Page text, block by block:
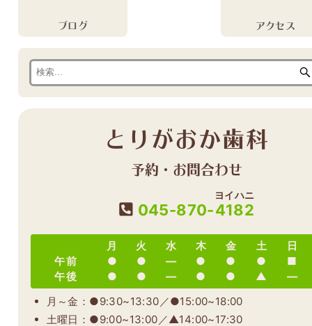
ブログ アクセス
とりがおか歯科
予約・お問合わせ
045-870-4182
ヨイハニ
月 火 水 木 金 土
日
午前
● ● ― ● ● ●
■
午後
● ● ― ● ● ▲
―
月～金：●9:30~13:30／●15:00~18:00
土曜日：●9:00~13:00／▲14:00~17:30